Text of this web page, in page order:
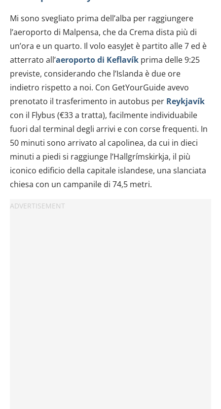
Mi sono svegliato prima dell’alba per raggiungere
l’aeroporto di Malpensa, che da Crema dista più di
un’ora e un quarto. Il volo easyJet è partito alle 7 ed è
atterrato all’aeroporto di Keflavík prima delle 9:25
previste, considerando che l’Islanda è due ore
indietro rispetto a noi. Con GetYourGuide avevo
prenotato il trasferimento in autobus per Reykjavík
con il Flybus (€33 a tratta), facilmente individuabile
fuori dal terminal degli arrivi e con corse frequenti. In
50 minuti sono arrivato al capolinea, da cui in dieci
minuti a piedi si raggiunge l’Hallgrímskirkja, il più
iconico edificio della capitale islandese, una slanciata
chiesa con un campanile di 74,5 metri.